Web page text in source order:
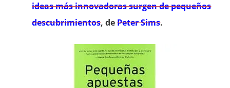
ideas más innovadoras surgen de pequeños
descubrimientos, dePeter Sims.